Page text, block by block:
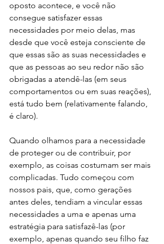
oposto acontece, e você não
consegue satisfazer essas
necessidades por meio delas, mas
desde que você esteja consciente de
que essas são as suas necessidades e
que as pessoas ao seu redor não são
obrigadas a atendê-las (em seus
comportamentos ou em suas reações),
está tudo bem (relativamente falando,
é claro).
Quando olhamos para a necessidade
de proteger ou de contribuir, por
exemplo, as coisas costumam ser mais
complicadas. Tudo começou com
nossos pais, que, como gerações
antes deles, tendiam a vincular essas
necessidades a uma e apenas uma
estratégia para satisfazê-las (por
exemplo, apenas quando seu filho faz